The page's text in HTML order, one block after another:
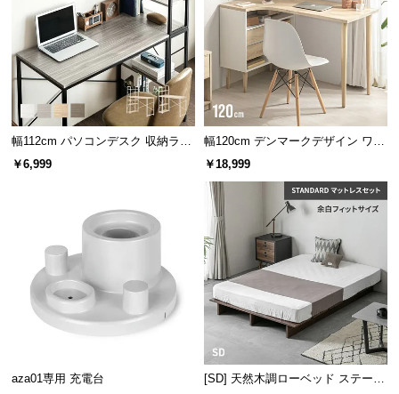
約130㎝ 約48.4㎝
A4サイズも収納できる引き出し
小物をすっきり収納できる引き出し付き。A4サイズ
も収まる奥行きなのでノートやファイルも仕舞えま
幅112cm パソコンデスク 収納ラッ
ク付き 一体型・分離型 コンパクト
￥6,999
幅120cm デンマークデザイン ワー
クデスク
￥18,999
aza01専用 充電台
[SD] 天然木調ローベッド ステージ